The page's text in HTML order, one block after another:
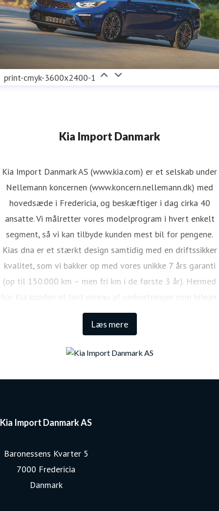
print-cmyk-3600x2400-1
Kia Import Danmark
Læs mere
Kia Import Danmark AS (www.kia.com) er et selskab under
Nellemann koncernen (www.koncern.nellemann.dk) med
hovedsæde i Fredericia, og beskæftiger i dag cirka 40
ansatte. Vi målretter vores modelprogram i hvert enkelt
segment, så vi kan tilbyde kunden mest bil for pengene.
Kias dna er et stærkt design samtidig med en driftssikker
kvalitet, som vi bakker op med vores unikke 7 års garanti
(op til 150.000 km – men fri km i de første 3 år). Hermed
har Kia kunden et lavt niveau af omkostninger som bilejer.
Den lange garanti sikrer samtidig én af de højeste
restværdier i markedet.
Kia Import Danmark AS
Baronessens Kvarter 5
7000 Fredericia
Danmark